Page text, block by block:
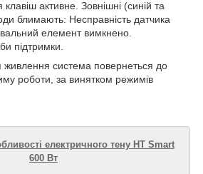
активне. Зовнішні (синій та
блимають: Несправність датчика
елемент вимкнено.
підтримки.
живлення система повернеться до
роботи, за винятком режимів
електричного тену HT Smart
600 Вт